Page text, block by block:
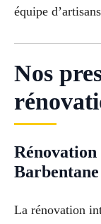
équipe
Nos
Barbentane
La rénovation